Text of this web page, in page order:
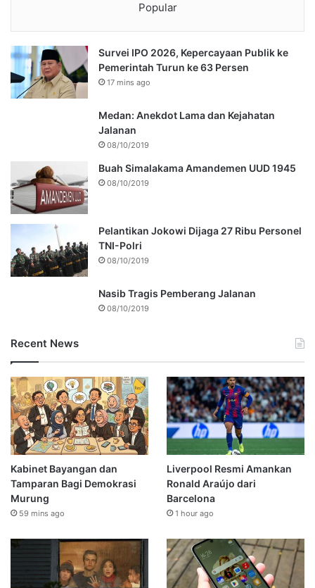
Popular
Survei IPO 2026, Kepercayaan Publik ke
Pemerintah Turun ke 63 Persen
17 mins ago
Medan: Anekdot Lama dan Kejahatan
Jalanan
08/10/2019
Buah Simalakama Amandemen UUD 1945
08/10/2019
Pelantikan Jokowi Dijaga 27 Ribu Personel
TNI-Polri
08/10/2019
Nasib Tragis Pemberang Jalanan
08/10/2019
Recent News
Kabinet Bayangan dan
Tamparan Bagi Demokrasi
Murung
59 mins ago
Liverpool Resmi Amankan
Ronald Araújo dari
Barcelona
1 hour ago